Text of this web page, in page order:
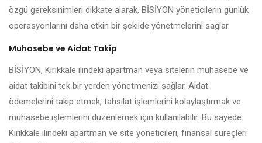
özgü gereksinimleri dikkate alarak, BİSİYON yöneticilerin günlük
operasyonlarını daha etkin bir şekilde yönetmelerini sağlar.
Muhasebe ve Aidat Takip
BİSİYON, Kirikkale ilindeki apartman veya sitelerin muhasebe ve
aidat takibini tek bir yerden yönetmenizi sağlar. Aidat
ödemelerini takip etmek, tahsilat işlemlerini kolaylaştırmak ve
muhasebe işlemlerini düzenlemek için kullanılabilir. Bu sayede
Kirikkale ilindeki apartman ve site yöneticileri, finansal süreçleri